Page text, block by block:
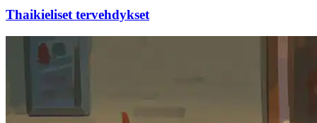
Thaikieliset tervehdykset